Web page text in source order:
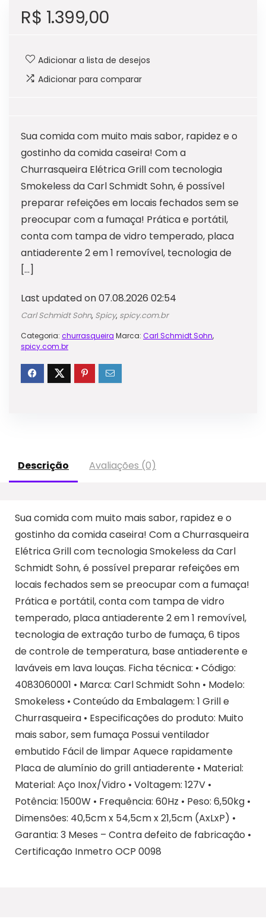
R$ 1.399,00
Adicionar a lista de desejos
Adicionar para comparar
Sua comida com muito mais sabor, rapidez e o
gostinho da comida caseira! Com a
Churrasqueira Elétrica Grill com tecnologia
Smokeless da Carl Schmidt Sohn, é possível
preparar refeições em locais fechados sem se
preocupar com a fumaça! Prática e portátil,
conta com tampa de vidro temperado, placa
antiaderente 2 em 1 removível, tecnologia de
[…]
Last updated on 07.08.2026 02:54
Carl Schmidt Sohn, Spicy, spicy.com.br
Categoria: churrasqueira Marca: Carl Schmidt Sohn,
spicy.com.br
Descrição Avaliações (0)
Sua comida com muito mais sabor, rapidez e o
gostinho da comida caseira! Com a Churrasqueira
Elétrica Grill com tecnologia Smokeless da Carl
Schmidt Sohn, é possível preparar refeições em
locais fechados sem se preocupar com a fumaça!
Prática e portátil, conta com tampa de vidro
temperado, placa antiaderente 2 em 1 removível,
tecnologia de extração turbo de fumaça, 6 tipos
de controle de temperatura, base antiaderente e
laváveis em lava louças. Ficha técnica: • Código:
4083060001 • Marca: Carl Schmidt Sohn • Modelo:
Smokeless • Conteúdo da Embalagem: 1 Grill e
Churrasqueira • Especificações do produto: Muito
mais sabor, sem fumaça Possui ventilador
embutido Fácil de limpar Aquece rapidamente
Placa de alumínio do grill antiaderente • Material:
Material: Aço Inox/Vidro • Voltagem: 127V •
Potência: 1500W • Frequência: 60Hz • Peso: 6,50kg •
Dimensões: 40,5cm x 54,5cm x 21,5cm (AxLxP) •
Garantia: 3 Meses – Contra defeito de fabricação •
Certificação Inmetro OCP 0098